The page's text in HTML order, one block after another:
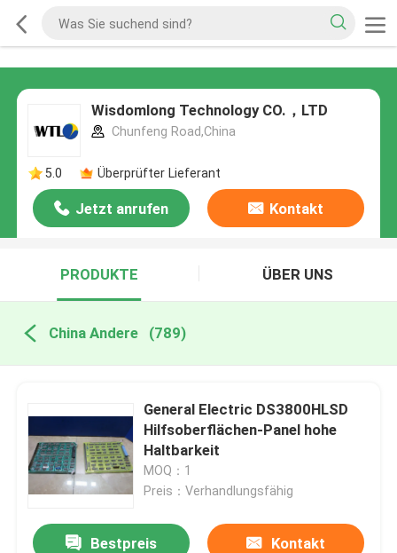
Wisdomlong Technology CO.，LTD
Chunfeng Road,China
5.0 Überprüfter Lieferant
Jetzt anrufen Kontakt
PRODUKTE ÜBER UNS
China Andere (789)
General Electric DS3800HLSD
Hilfsoberflächen-Panel hohe
Haltbarkeit
MOQ：1
Preis：Verhandlungsfähig
Bestpreis Kontakt